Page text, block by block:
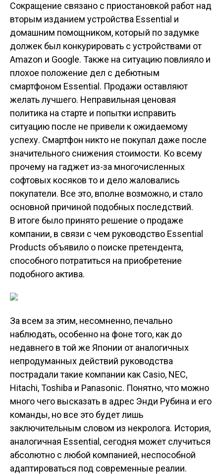
Сокращение связано с приостановкой работ над
вторым изданием устройства Essential и
домашним помощником, который по задумке
должек был конкурировать с устройствами от
Amazon и Google. Также на ситуацию повлияло и
плохое положение дел с дебютным
смартфоном Essential. Продажи оставляют
желать лучшего. Неправильная ценовая
политика на старте и попытки исправить
ситуацию после не привели к ожидаемому
успеху. Смартфон никто не покупал даже после
значительного снижения стоимости. Ко всему
прочему на гаджет из-за многочисленных
софтовых косяков то и дело жаловались
покупатели. Все это, вполне возможно, и стало
основной причиной подобных последствий.
В итоге было принято решение о продаже
компании, в связи с чем руководство Essential
Products объявило о поиске претендента,
способного потратиться на приобретение
подобного актива.
За всем за этим, несомненно, печально
наблюдать, особенно на фоне того, как до
недавнего в той же Японии от аналогичных
непродуманных действий руководства
пострадали такие компании как Casio, NEC,
Hitachi, Toshiba и Panasonic. Понятно, что можно
много чего высказать в адрес Энди Рубина и его
команды, но все это будет лишь
заключительным словом из некролога. История,
аналогичная Essential, сегодня может случиться
абсолютно с любой компанией, неспособной
адаптироваться под современные реалии.